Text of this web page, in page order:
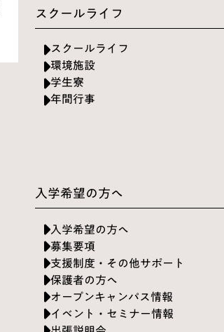
スクールライフ
スクールライフ
環境施設
学生寮
年間行事
入学希望の方へ
入学希望の方へ
募集要項
支援制度・その他サポート
保護者の方へ
オープンキャンパス情報
イベント・セミナー情報